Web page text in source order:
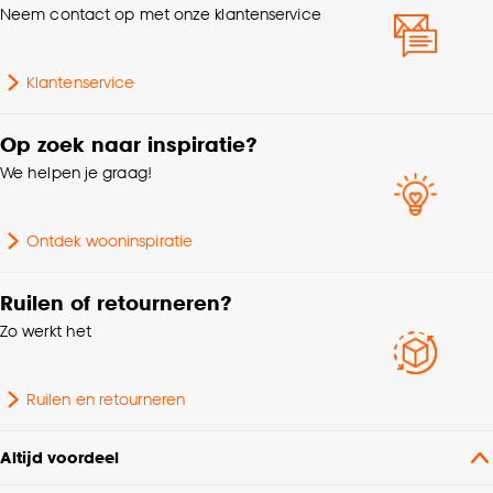
Hoogte 240 CM
Kenmerken
ruimtes, Met zijgeleiding
Wasvoorschriften
Neem contact op met onze klantenservice
Klantenservice
Op zoek naar inspiratie?
We helpen je graag!
Ontdek wooninspiratie
Ruilen of retourneren?
Zo werkt het
Ruilen en retourneren
Altijd voordeel